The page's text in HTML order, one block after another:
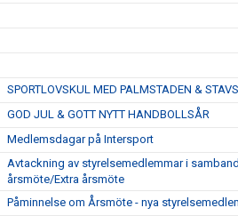
SPORTLOVSKUL MED PALMSTADEN &
GOD JUL & GOTT NYTT HANDBOLLSÅR
Medlemsdagar på Intersport
Avtackning av styrelsemedlemmar i
årsmöte/Extra årsmöte
Påminnelse om Årsmöte - nya